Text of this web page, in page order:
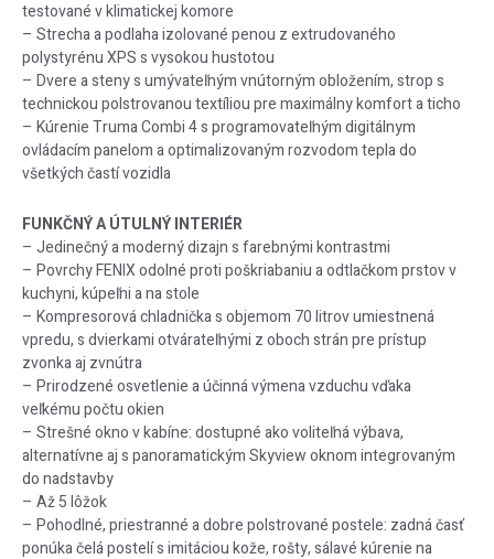
testované v klimatickej komore
– Strecha a podlaha izolované penou z extrudovaného
polystyrénu XPS s vysokou hustotou
– Dvere a steny s umývateľným vnútorným obložením, strop s
technickou polstrovanou textíliou pre maximálny komfort a ticho
– Kúrenie Truma Combi 4 s programovateľným digitálnym
ovládacím panelom a optimalizovaným rozvodom tepla do
všetkých častí vozidla
FUNKČNÝ A ÚTULNÝ INTERIÉR
– Jedinečný a moderný dizajn s farebnými kontrastmi
– Povrchy FENIX odolné proti poškriabaniu a odtlačkom prstov v
kuchyni, kúpeľni a na stole
– Kompresorová chladnička s objemom 70 litrov umiestnená
vpredu, s dvierkami otvárateľnými z oboch strán pre prístup
zvonka aj zvnútra
– Prirodzené osvetlenie a účinná výmena vzduchu vďaka
veľkému počtu okien
– Strešné okno v kabíne: dostupné ako voliteľná výbava,
alternatívne aj s panoramatickým Skyview oknom integrovaným
do nadstavby
– Až 5 lôžok
– Pohodlné, priestranné a dobre polstrované postele: zadná časť
ponúka čelá postelí s imitáciou kože, rošty, sálavé kúrenie na